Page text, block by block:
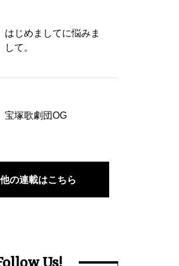
はじめましてに悩みま
して。
宝塚歌劇団OG
の連載はこちら